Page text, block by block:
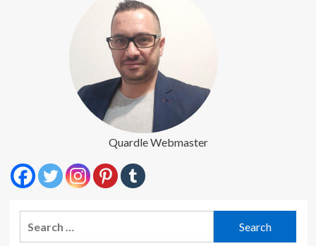
Quardle Webmaster